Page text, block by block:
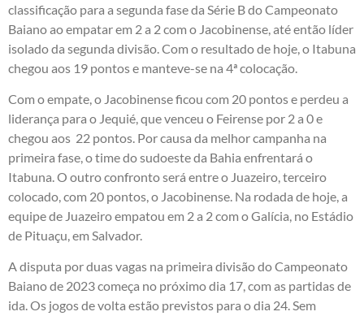
classificação para a segunda fase da Série B do Campeonato
Baiano ao empatar em 2 a 2 com o Jacobinense, até então líder
isolado da segunda divisão. Com o resultado de hoje, o Itabuna
chegou aos 19 pontos e manteve-se na 4ª colocação.
Com o empate, o Jacobinense ficou com 20 pontos e perdeu a
liderança para o Jequié, que venceu o Feirense por 2 a 0 e
chegou aos 22 pontos. Por causa da melhor campanha na
primeira fase, o time do sudoeste da Bahia enfrentará o
Itabuna. O outro confronto será entre o Juazeiro, terceiro
colocado, com 20 pontos, o Jacobinense. Na rodada de hoje, a
equipe de Juazeiro empatou em 2 a 2 com o Galícia, no Estádio
de Pituaçu, em Salvador.
A disputa por duas vagas na primeira divisão do Campeonato
Baiano de 2023 começa no próximo dia 17, com as partidas de
ida. Os jogos de volta estão previstos para o dia 24. Sem